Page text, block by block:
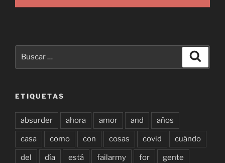
ETIQUETAS
absurder ahora amor and años
casa como con cosas covid cuándo
del día está failarmy for gente